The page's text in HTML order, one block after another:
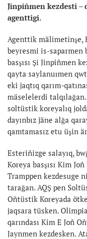
Jinpiñmen kezdesti –
agenttigi.
Agenttik mälimetinşe,
beyresmi is-saparmen
basşısı Şi Jinpiñmen
qayta saylanuımen
eki jaqtıq qarım-
mäselelerdi talqılağan.
soltüstik koreyalıq
dayınbız jäne alğa
qamtamasız etu üşin
Esteriñizge salayıq,
Koreya basşısı Kim
Tramppen kezdesuge
tarağan. AQŞ pen
Oñtüstik Koreyada
jaqsara tüsken.
qarındası Kim E Joñ
Jaynmen kezdesken.